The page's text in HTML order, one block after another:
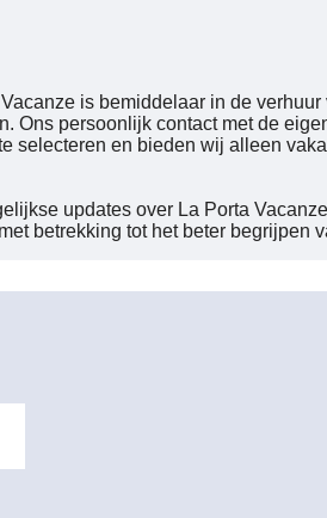
is bemiddelaar in de verhuur
Ons persoonlijk contact met de
selecteren en bieden wij alleen
updates over La Porta
betrekking tot het beter begrijpen